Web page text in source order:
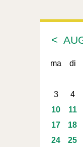
<
ma di
3
4
10
11
17
18
24
25